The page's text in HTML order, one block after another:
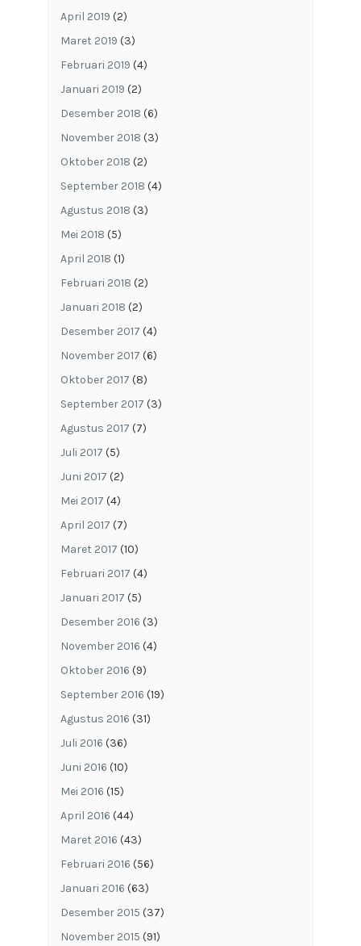
April 2019 (2)
Maret 2019 (3)
Februari 2019 (4)
Januari 2019 (2)
Desember 2018 (6)
November 2018 (3)
Oktober 2018 (2)
September 2018 (4)
Agustus 2018 (3)
Mei 2018 (5)
April 2018 (1)
Februari 2018 (2)
Januari 2018 (2)
Desember 2017 (4)
November 2017 (6)
Oktober 2017 (8)
September 2017 (3)
Agustus 2017 (7)
Juli 2017 (5)
Juni 2017 (2)
Mei 2017 (4)
April 2017 (7)
Maret 2017 (10)
Februari 2017 (4)
Januari 2017 (5)
Desember 2016 (3)
November 2016 (4)
Oktober 2016 (9)
September 2016 (19)
Agustus 2016 (31)
Juli 2016 (36)
Juni 2016 (10)
Mei 2016 (15)
April 2016 (44)
Maret 2016 (43)
Februari 2016 (56)
Januari 2016 (63)
Desember 2015 (37)
November 2015 (91)